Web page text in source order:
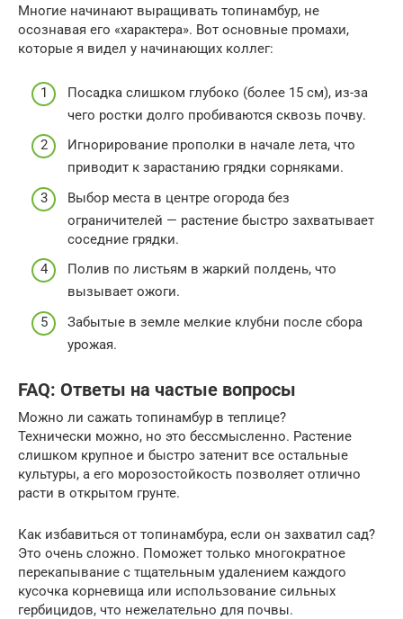
Многие начинают выращивать топинамбур, не
осознавая его «характера». Вот основные промахи,
которые я видел у начинающих коллег:
Посадка слишком глубоко (более 15 см), из-за
чего ростки долго пробиваются сквозь почву.
Игнорирование прополки в начале лета, что
приводит к зарастанию грядки сорняками.
Выбор места в центре огорода без
ограничителей — растение быстро захватывает
соседние грядки.
Полив по листьям в жаркий полдень, что
вызывает ожоги.
Забытые в земле мелкие клубни после сбора
урожая.
FAQ: Ответы на частые вопросы
Можно ли сажать топинамбур в теплице?
Технически можно, но это бессмысленно. Растение
слишком крупное и быстро затенит все остальные
культуры, а его морозостойкость позволяет отлично
расти в открытом грунте.
Как избавиться от топинамбура, если он захватил сад?
Это очень сложно. Поможет только многократное
перекапывание с тщательным удалением каждого
кусочка корневища или использование сильных
гербицидов, что нежелательно для почвы.